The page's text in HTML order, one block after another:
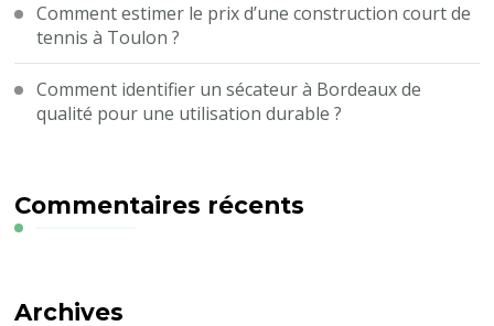
Comment estimer le prix d’une construction court de
tennis à Toulon ?
Comment identifier un sécateur à Bordeaux de
qualité pour une utilisation durable ?
Commentaires récents
Archives